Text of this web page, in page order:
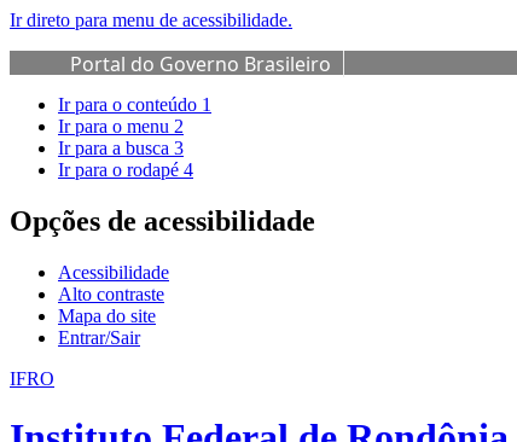
Ir direto para menu de acessibilidade.
Portal do Governo Brasileiro
Ir para o conteúdo 1
Ir para o menu 2
Ir para a busca 3
Ir para o rodapé 4
Opções de acessibilidade
Acessibilidade
Alto contraste
Mapa do site
Entrar/Sair
IFRO